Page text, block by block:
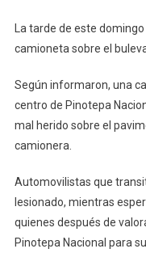
La tarde de este
camioneta sobre el
Según informaron, una
centro de Pinotepa
mal herido sobre el
camionera.
Automovilistas que
lesionado, mientras
quienes después de
Pinotepa Nacional para